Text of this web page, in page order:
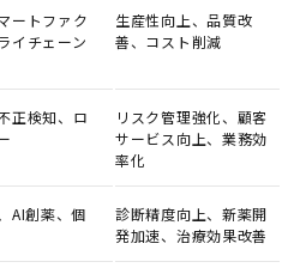
ートファク
イチェーン
生産性向上、品質改
善、コスト削減
正検知、ロ
リスク管理強化、顧客
サービス向上、業務効
率化
AI創薬、個
診断精度向上、新薬開
発加速、治療効果改善